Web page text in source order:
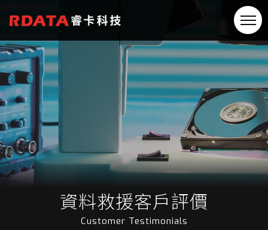
資料救援客戶評價
Customer Testimonials